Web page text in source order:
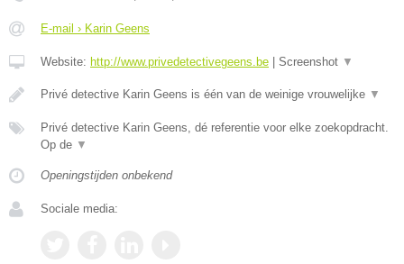
E-mail › Karin Geens
Website: http://www.privedetectivegeens.be | Screenshot ▼
Privé detective Karin Geens is één van de weinige vrouwelijke ▼
Privé detective Karin Geens, dé referentie voor elke zoekopdracht.
Op de ▼
Openingstijden onbekend
Sociale media: